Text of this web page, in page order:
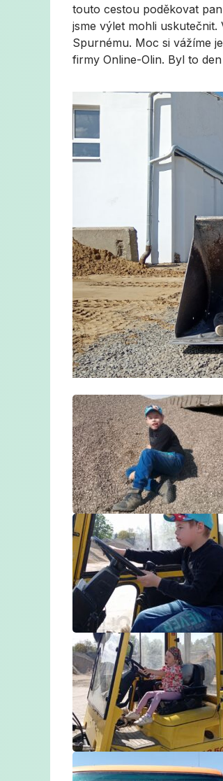
touto cestou poděkovat
jsme výlet mohli
Spurnému. Moc si vážíme
firmy Online-Olin. Byl to